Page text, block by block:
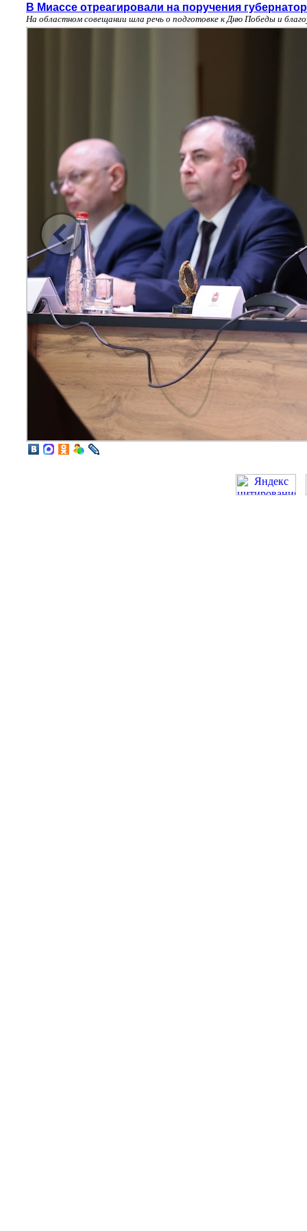
В Миассе отреагировали на поручения
На областном совещании шла речь о подготовке к Дню Победы и